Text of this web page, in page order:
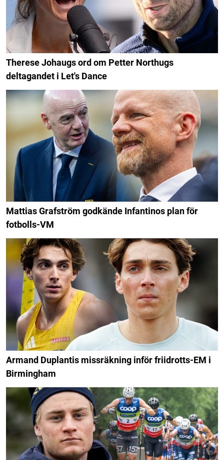
Therese Johaugs ord om Petter Northugs
deltagandet i Let's Dance
Mattias Grafström godkände Infantinos plan för
fotbolls-VM
Armand Duplantis missräkning inför friidrotts-EM i
Birmingham